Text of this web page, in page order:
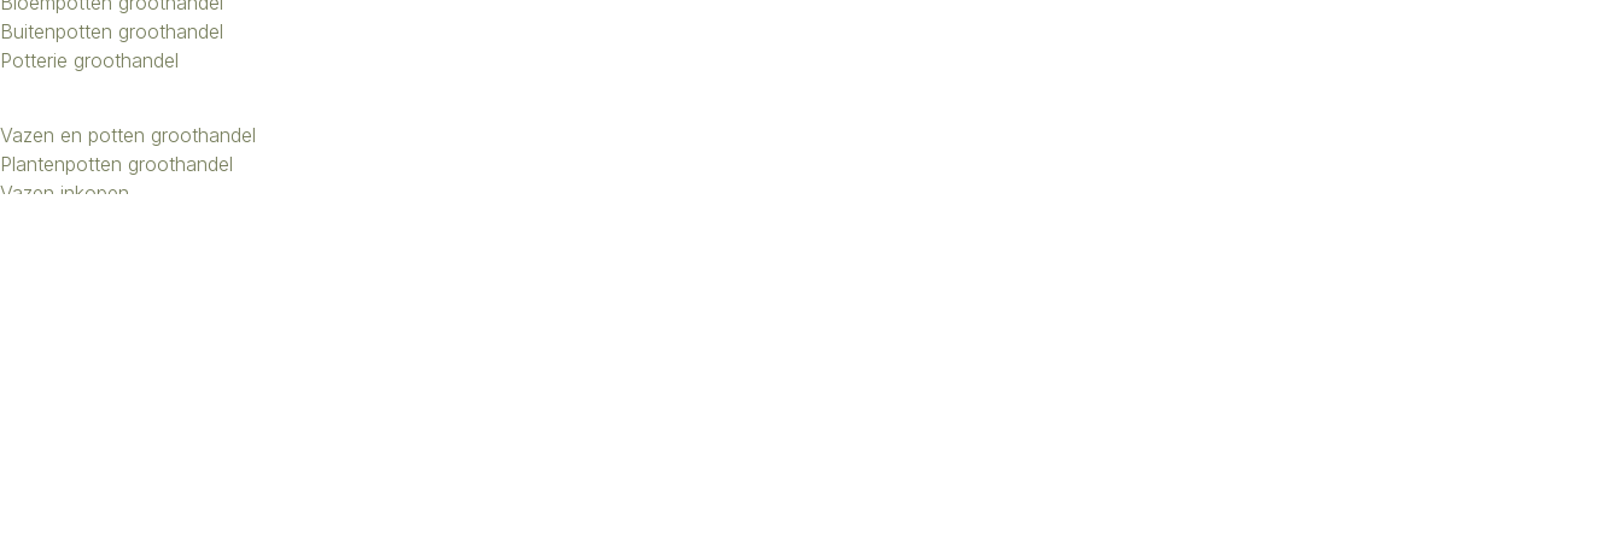
Buitenpotten groothandel
Potterie groothandel
Vazen en potten groothandel
Plantenpotten groothandel
Vazen inkopen